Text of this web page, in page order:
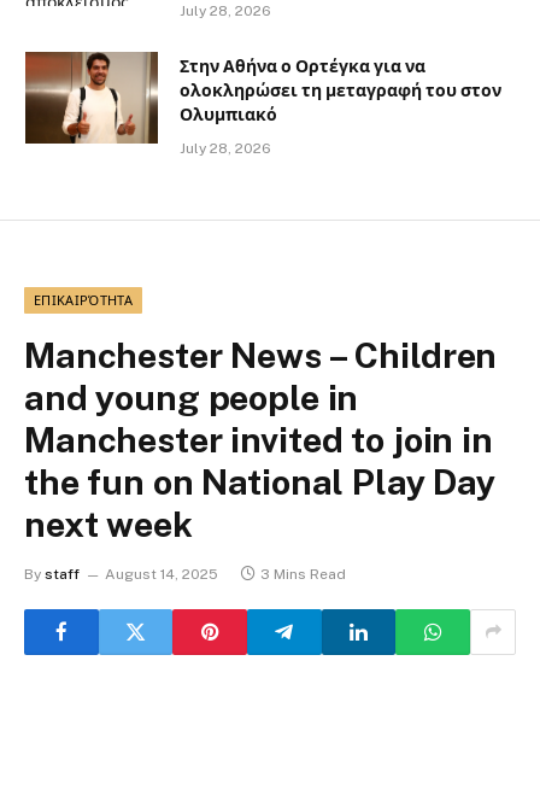
July 28, 2026
Στην Αθήνα ο Ορτέγκα για να
ολοκληρώσει τη μεταγραφή του στον
Ολυμπιακό
July 28, 2026
ΕΠΙΚΑΙΡΌΤΗΤΑ
Manchester News – Children
and young people in
Manchester invited to join in
the fun on National Play Day
next week
By staff August 14, 2025 3 Mins Read